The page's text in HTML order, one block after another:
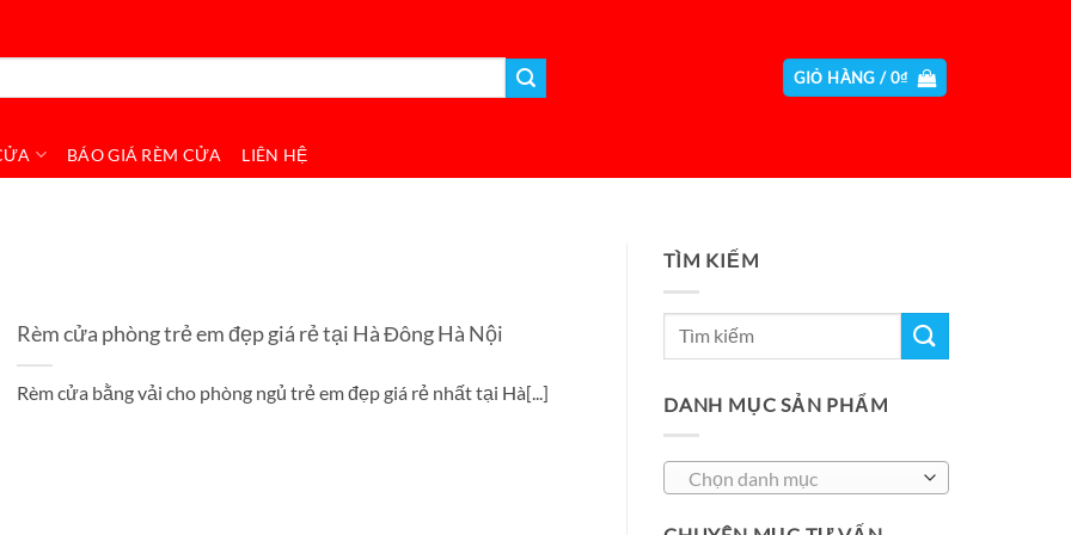
GIỎ HÀNG /0₫
BÁO GIÁ RÈM CỬA LIÊN HỆ
Rèm cửa phòng trẻ em đẹp giá rẻ tại Hà Đông Hà Nội
Rèm cửa bằng vải cho phòng ngủ trẻ em đẹp giá rẻ nhất tại Hà[...]
TÌM KIẾM
DANH MỤC SẢN PHẨM
Chọn danh mục